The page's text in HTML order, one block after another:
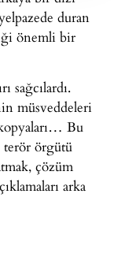
duran
önemli bir
sağcılardı.
müsveddeleri
Bu
terör örgütü
çözüm
arka